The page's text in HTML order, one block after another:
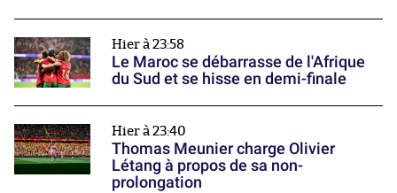
Hier à 23:58
Le Maroc se débarrasse de l'Afrique
du Sud et se hisse en demi-finale
Hier à 23:40
Thomas Meunier charge Olivier
Létang à propos de sa non-
prolongation